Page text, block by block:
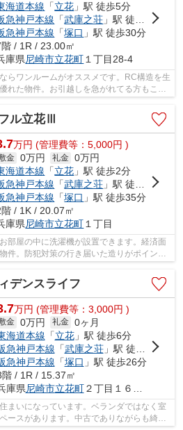
海道本線 「立花 」駅 徒歩5分
急神戸本線 「武庫之荘 」駅 徒歩25分
急神戸本線 「塚口 」駅 徒歩30分
/ 1R / 23.00㎡
庫県尼崎市立花町 １丁目28-4
らワンルームがオススメです。RC構造を生
れた物件。お引越しを急がれてる方もこち
ル立花Ⅲ
万円 (管理費等：5,000円 )
金 0万円 礼金 0万円
海道本線 「立花 」駅 徒歩2分
急神戸本線 「武庫之荘 」駅 徒歩20分
急神戸本線 「塚口 」駅 徒歩35分
階 / 1K / 20.07㎡
庫県尼崎市立花町 １丁目
部屋の中に洗濯機が設置できます。経済面
件。防犯対策の行き届いた造りがポイン
デンスライフ
万円 (管理費等：3,000円 )
金 0万円 礼金 0ヶ月
海道本線 「立花」駅 徒歩6分
急神戸本線 「武庫之荘」駅 徒歩21分
急神戸本線 「塚口 」駅 徒歩26分
階 / 1R / 15.37㎡
庫県尼崎市立花町２丁目１６－２５
まいになっています。ベランダではなく室
ースがあります。中古でありながらも綺麗